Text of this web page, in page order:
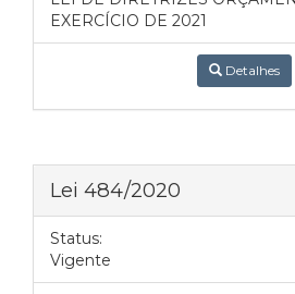
EXERCÍCIO DE 2021
Detalhes
Lei 484/2020
Status:
Vigente